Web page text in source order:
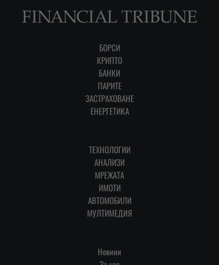
БОРСИ
КРИПТО
БАНКИ
ПАРИТЕ
ЗАСТРАХОВАНЕ
ЕНЕРГЕТИКА
ТЕХНОЛОГИИ
АНАЛИЗИ
МРЕЖАТА
ИМОТИ
АВТОМОБИЛИ
МУЛТИМЕДИЯ
Новини